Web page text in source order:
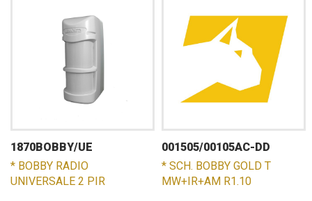
1870BOBBY/UE
* BOBBY RADIO
UNIVERSALE 2 PIR
001505/00105AC-DD
* SCH. BOBBY GOLD T
MW+IR+AM R1.10